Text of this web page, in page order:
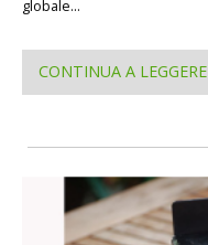
globale...
CONTINUA A LEGGERE